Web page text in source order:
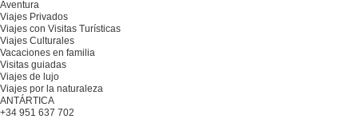
Aventura
Viajes Privados
Viajes con Visitas Turísticas
Viajes Culturales
Vacaciones en familia
Visitas guiadas
Viajes de lujo
Viajes por la naturaleza
ANTÁRTICA
+34 951 637 702